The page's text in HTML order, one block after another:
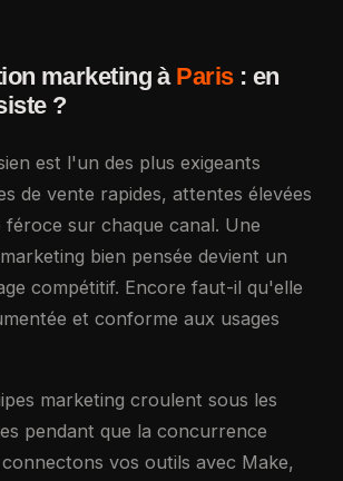
marketing à Paris: en
?
est l'un des plus exigeants
de vente rapides, attentes élevées
sur chaque canal. Une
bien pensée devient un
compétitif. Encore faut-il qu'elle
et conforme aux usages
marketing croulent sous les
pendant que la concurrence
vos outils avec Make,